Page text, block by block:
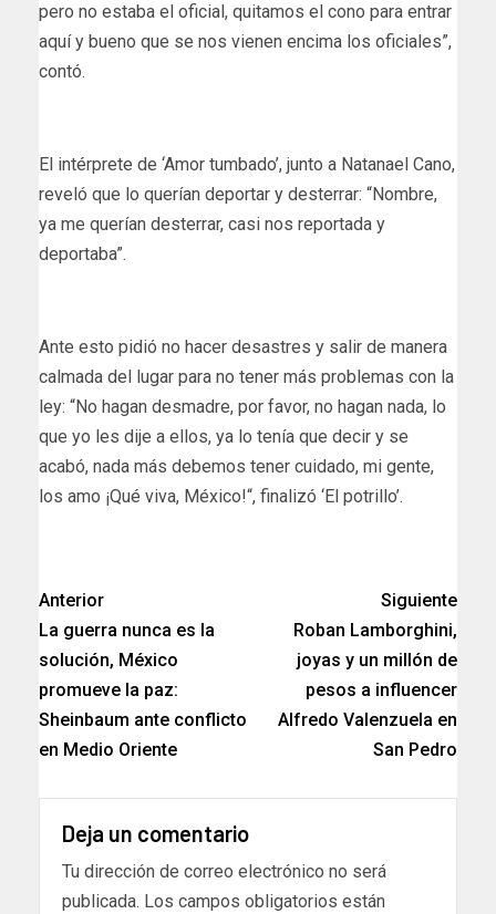
pero no estaba el oficial, quitamos el cono para entrar
aquí y bueno que se nos vienen encima los oficiales”,
contó.
El intérprete de ‘Amor tumbado’, junto a Natanael Cano,
reveló que lo querían deportar y desterrar: “Nombre,
ya me querían desterrar, casi nos reportada y
deportaba”.
Ante esto pidió no hacer desastres y salir de manera
calmada del lugar para no tener más problemas con la
ley: “No hagan desmadre, por favor, no hagan nada, lo
que yo les dije a ellos, ya lo tenía que decir y se
acabó, nada más debemos tener cuidado, mi gente,
los amo ¡Qué viva, México!“, finalizó ‘El potrillo’.
Anterior
La guerra nunca es la
solución, México
promueve la paz:
Sheinbaum ante conflicto
en Medio Oriente
Siguiente
Roban Lamborghini,
joyas y un millón de
pesos a influencer
Alfredo Valenzuela en
San Pedro
Deja un comentario
Tu dirección de correo electrónico no será
publicada. Los campos obligatorios están